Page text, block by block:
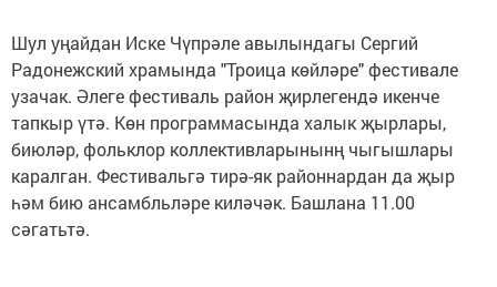
Шул уңайдан Иске Чүпрәле авылындагы Сергий
Радонежский храмында "Троица көйләре" фестивале
узачак. Әлеге фестиваль район җирлегендә икенче
тапкыр үтә. Көн программасында халык җырлары,
биюләр, фольклор коллективларынынң чыгышлары
каралган. Фестивальгә тирә-як районнардан да җыр
һәм бию ансамбльләре киләчәк. Башлана 11.00
сәгатьтә.